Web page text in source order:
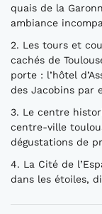
quais de la
ambiance
2. Les tours et
cachés de
porte : l’hôtel
des Jacobins par
3. Le centre
centre-ville
dégustations de
4. La Cité de
dans les étoiles,